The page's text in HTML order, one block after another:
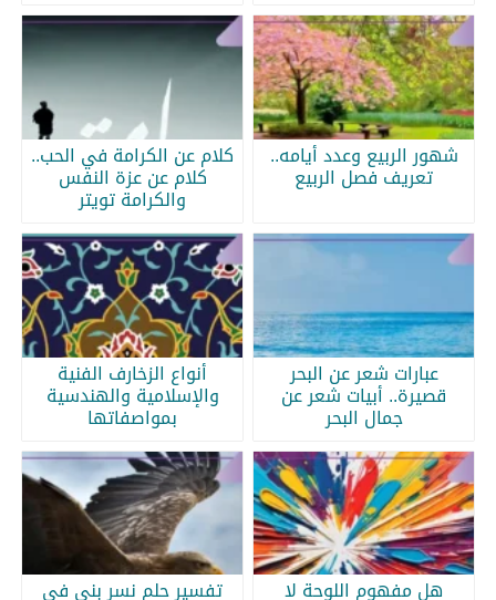
شهور الربيع وعدد أيامه..
تعريف فصل الربيع
كلام عن الكرامة في الحب..
كلام عن عزة النفس
والكرامة تويتر
عبارات شعر عن البحر
قصيرة.. أبيات شعر عن
جمال البحر
أنواع الزخارف الفنية
والإسلامية والهندسية
بمواصفاتها
هل مفهوم اللوحة لا تفسير حلم نسر بني في